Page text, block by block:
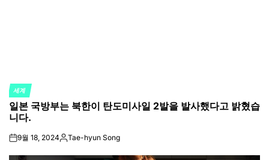
POSTED
IN
세계
일본 국방부는 북한이 탄도미사일 2발을 발사했다고 밝혔습
니다.
on9월 18, 2024Posted
Tae-hyun Song